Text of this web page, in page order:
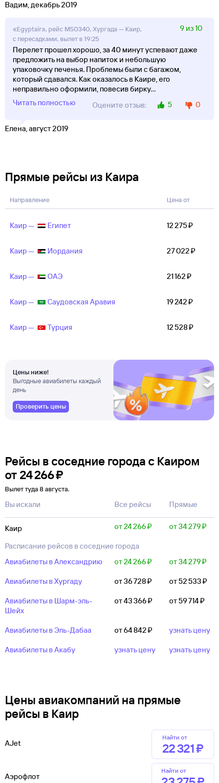
Вадим, декабрь 2019
«Egyptair», рейс MS0340, Хургада — Каир,
с пересадками, вылет в 19:25
9 из 10
Перелет прошел хорошо, за 40 минут успевают даже
предложить на выбор напиток и небольшую
упаковочку печенья. Проблемы были с багажом,
который сдавался. Как оказалось в Каире, его
неправильно оформили, повесив бирку...
Читать полностью
Оцените отзыв: 5 0
Елена, август 2019
Прямые рейсы из Каира
Направление Цена от
Каир — Египет 12 ⁠275 ⁠₽
Каир — Иордания 27 ⁠022 ⁠₽
Каир — ОАЭ 21 ⁠162 ⁠₽
Каир — Саудовская Аравия 19 ⁠242 ⁠₽
Каир — Турция 12 ⁠528 ⁠₽
Цены ниже!
Выгодные авиабилеты каждый
день
Проверить цены
Рейсы в соседние города с Каиром
от 24 ⁠266 ⁠₽
Вылет туда 8 августа.
Вы искали Все рейсы Прямые
Каир от 24 ⁠266 ⁠₽ от 34 ⁠279 ⁠₽
Расписание рейсов в соседние города
Авиабилеты в Александрию
от 24 ⁠266 ⁠₽ от 34 ⁠279 ⁠₽
Авиабилеты в Хургаду от 36 ⁠728 ⁠₽ от 52 ⁠533 ⁠₽
Авиабилеты в Шарм-эль-
Шейх
от 43 ⁠366 ⁠₽ от 59 ⁠714 ⁠₽
Авиабилеты в Эль-Дабаа от 64 ⁠842 ⁠₽ узнать цену
Авиабилеты в Акабу узнать цену узнать цену
Цены авиакомпаний на прямые
рейсы в Каир
AJet
Найти от
22 ⁠321 ⁠₽
Аэрофлот
Найти от